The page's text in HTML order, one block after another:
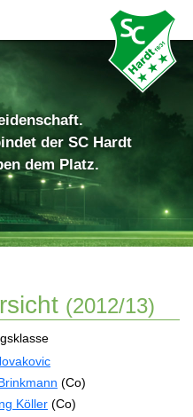
der SC Hardt
dem Platz.
(2012/13)
(Co)
Köller (Co)